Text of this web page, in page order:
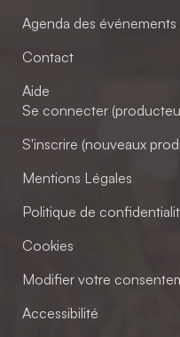
Agenda des événements
Contact
Aide
Se connecter
S'inscrire (nouveaux
Mentions Légales
Politique de
Cookies
Modifier votre
Accessibilité